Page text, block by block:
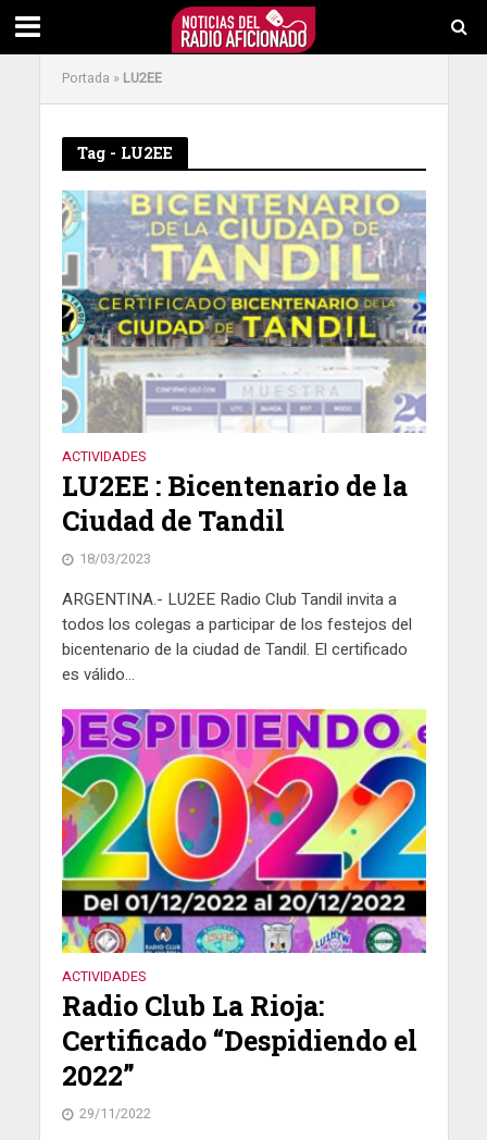
Portada » LU2EE
Tag - LU2EE
ACTIVIDADES
LU2EE : Bicentenario de la
Ciudad de Tandil
18/03/2023
ARGENTINA.- LU2EE Radio Club Tandil invita a
todos los colegas a participar de los festejos del
bicentenario de la ciudad de Tandil. El certificado
es válido...
ACTIVIDADES
Radio Club La Rioja:
Certificado “Despidiendo el
2022”
29/11/2022